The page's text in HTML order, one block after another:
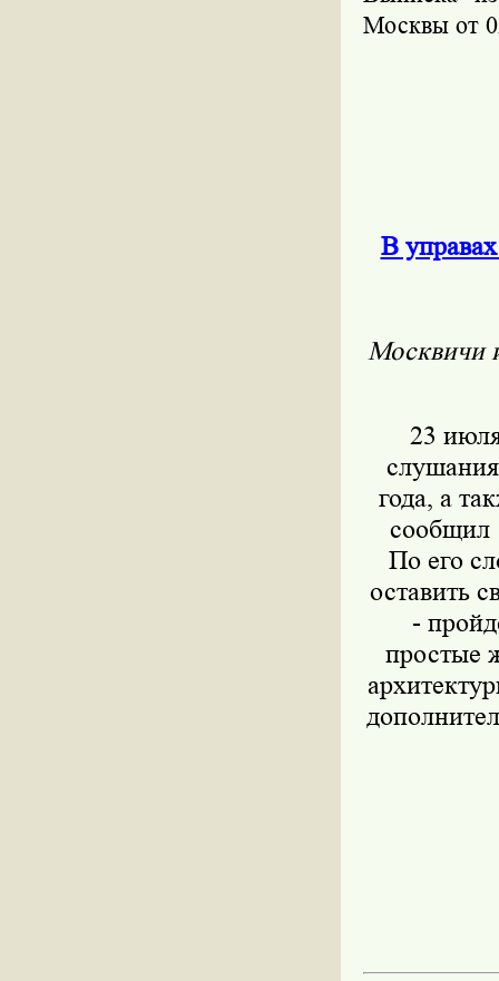
Москвы от
В
Москвичи
23
года, а
сообщил
По его
оставить
-
простые